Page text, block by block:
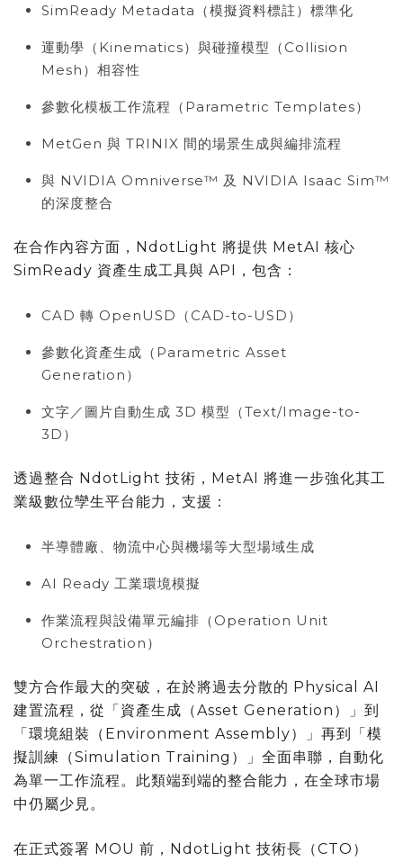
SimReady Metadata（模擬資料標註）標準化
運動學（Kinematics）與碰撞模型（Collision
Mesh）相容性
參數化模板工作流程（Parametric Templates）
MetGen 與 TRINIX 間的場景生成與編排流程
與 NVIDIA Omniverse™ 及 NVIDIA Isaac Sim™
的深度整合
在合作內容方面，NdotLight 將提供 MetAI 核心
SimReady 資產生成工具與 API，包含：
CAD 轉 OpenUSD（CAD-to-USD）
參數化資產生成（Parametric Asset
Generation）
文字／圖片自動生成 3D 模型（Text/Image-to-
3D）
透過整合 NdotLight 技術，MetAI 將進一步強化其工
業級數位孿生平台能力，支援：
半導體廠、物流中心與機場等大型場域生成
AI Ready 工業環境模擬
作業流程與設備單元編排（Operation Unit
Orchestration）
雙方合作最大的突破，在於將過去分散的 Physical AI
建置流程，從「資產生成（Asset Generation）」到
「環境組裝（Environment Assembly）」再到「模
擬訓練（Simulation Training）」全面串聯，自動化
為單一工作流程。此類端到端的整合能力，在全球市場
中仍屬少見。
在正式簽署 MOU 前，NdotLight 技術長（CTO）